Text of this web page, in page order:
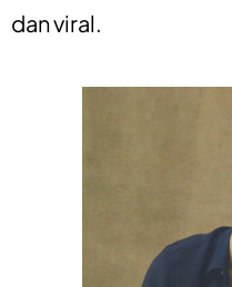
dan viral.